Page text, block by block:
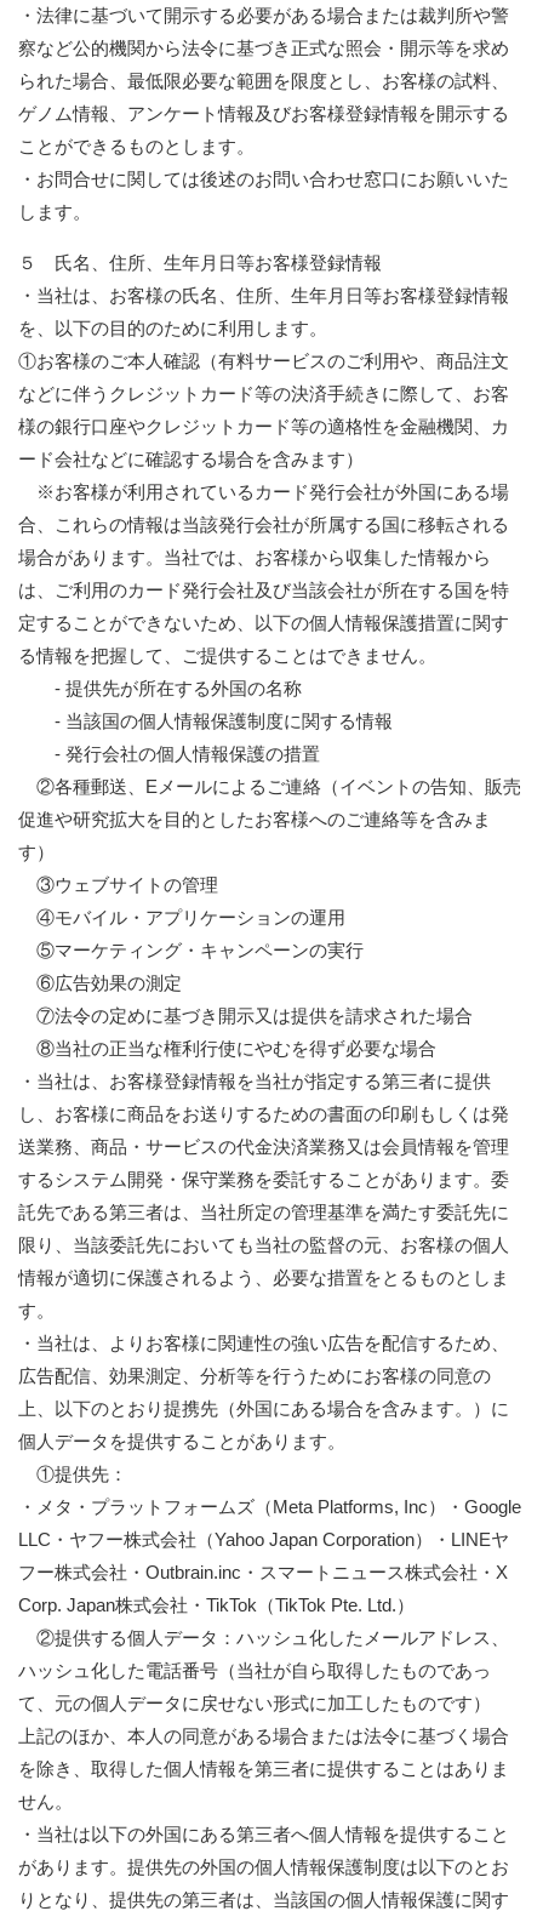
・法律に基づいて開示する必要がある場合または裁判所や警
察など公的機関から法令に基づき正式な照会・開示等を求め
られた場合、最低限必要な範囲を限度とし、お客様の試料、
ゲノム情報、アンケート情報及びお客様登録情報を開示する
ことができるものとします。
・お問合せに関しては後述のお問い合わせ窓口にお願いいた
します。
５ 氏名、住所、生年月日等お客様登録情報
・当社は、お客様の氏名、住所、生年月日等お客様登録情報
を、以下の目的のために利用します。
①お客様のご本人確認（有料サービスのご利用や、商品注文
などに伴うクレジットカード等の決済手続きに際して、お客
様の銀行口座やクレジットカード等の適格性を金融機関、カ
ード会社などに確認する場合を含みます）
※お客様が利用されているカード発行会社が外国にある場
合、これらの情報は当該発行会社が所属する国に移転される
場合があります。当社では、お客様から収集した情報から
は、ご利用のカード発行会社及び当該会社が所在する国を特
定することができないため、以下の個人情報保護措置に関す
る情報を把握して、ご提供することはできません。
- 提供先が所在する外国の名称
- 当該国の個人情報保護制度に関する情報
- 発行会社の個人情報保護の措置
②各種郵送、Eメールによるご連絡（イベントの告知、販売
促進や研究拡大を目的としたお客様へのご連絡等を含みま
す）
③ウェブサイトの管理
④モバイル・アプリケーションの運用
⑤マーケティング・キャンペーンの実行
⑥広告効果の測定
⑦法令の定めに基づき開示又は提供を請求された場合
⑧当社の正当な権利行使にやむを得ず必要な場合
・当社は、お客様登録情報を当社が指定する第三者に提供
し、お客様に商品をお送りするための書面の印刷もしくは発
送業務、商品・サービスの代金決済業務又は会員情報を管理
するシステム開発・保守業務を委託することがあります。委
託先である第三者は、当社所定の管理基準を満たす委託先に
限り、当該委託先においても当社の監督の元、お客様の個人
情報が適切に保護されるよう、必要な措置をとるものとしま
す。
・当社は、よりお客様に関連性の強い広告を配信するため、
広告配信、効果測定、分析等を行うためにお客様の同意の
上、以下のとおり提携先（外国にある場合を含みます。）に
個人データを提供することがあります。
①提供先：
・メタ・プラットフォームズ（Meta Platforms, Inc）・Google
LLC・ヤフー株式会社（Yahoo Japan Corporation）・LINEヤ
フー株式会社・Outbrain.inc・スマートニュース株式会社・X
Corp. Japan株式会社・TikTok（TikTok Pte. Ltd.）
②提供する個人データ：ハッシュ化したメールアドレス、
ハッシュ化した電話番号（当社が自ら取得したものであっ
て、元の個人データに戻せない形式に加工したものです）
上記のほか、本人の同意がある場合または法令に基づく場合
を除き、取得した個人情報を第三者に提供することはありま
せん。
・当社は以下の外国にある第三者へ個人情報を提供すること
があります。提供先の外国の個人情報保護制度は以下のとお
りとなり、提供先の第三者は、当該国の個人情報保護に関す